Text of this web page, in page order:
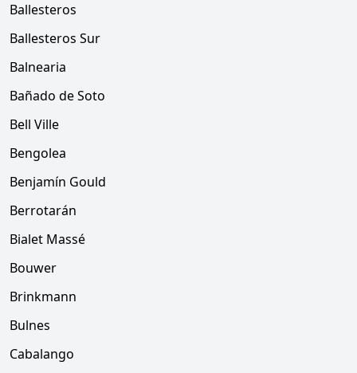
Ballesteros
Ballesteros Sur
Balnearia
Bañado de Soto
Bell Ville
Bengolea
Benjamín Gould
Berrotarán
Bialet Massé
Bouwer
Brinkmann
Bulnes
Cabalango